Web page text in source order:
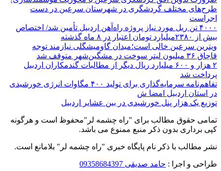
طرح‌های مختلف گردشگری در شهرستان سرعین در دست
اجراست
۴۰۰۰ تن ریل مورد نیاز پروژه راه‌آهن اردبیل تأمین شد/ اختصاص
بیش از ۲۳۸۰میلیارد تومان اعتبار در ۸ ماه گذشته
ویترین سرعین خالی است؛میدان گاومیشگلی نیازمند توجه
قاچاق ۳۶ میلیون لیتر سوخت در مشگین‌شهر متوقف شد
۲ هزار و ۶۰۰‌ میلیارد ریال دیگر از مطالبات گندمکاران اردبیل
پرداخت شد
تفاهم‌نامه سرمایه‌گذاری برای تولید ۴۰۰ مگاوات انرژی خورشیدی
در استان اردبیل امضا ش
توزیع یک هزار پنل خورشیدی در بین عشایر اردبیل
تمامی حقوق مطالب برای "راه چشمه لر"محفوظ است و هرگونه
کپی برداری بدون ذکر منبع ممنوع می باشد.
نشر مطالب با ذکر نام پایگاه خبری "راه چشمه لر" بلامانع است.
طراحی و اجرا : حامد صدیقی 09358684397